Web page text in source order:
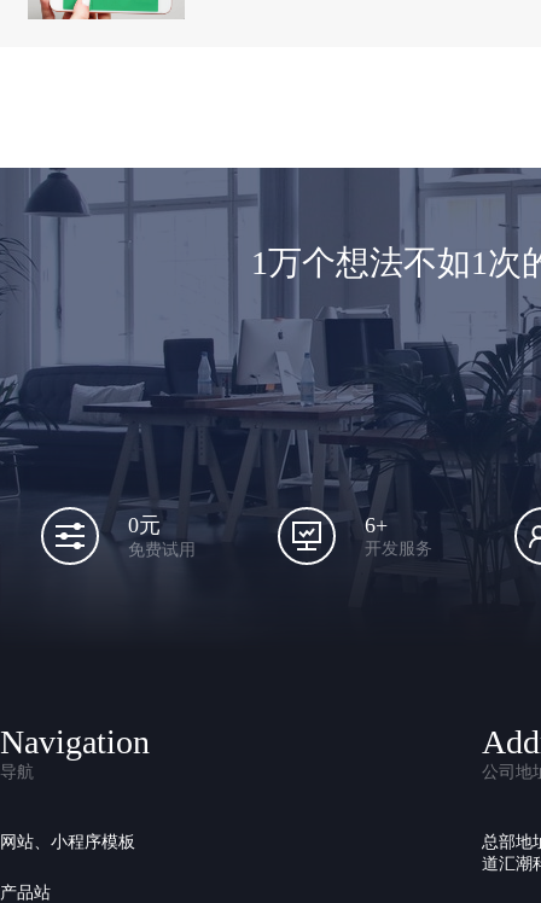
1万个想法不如1次
0元
免费试用
6+
开发服务
Navigation
导航
网站、小程序模板
产品站
公司地
总部地
道汇潮